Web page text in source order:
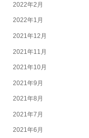
2022年2月
2022年1月
2021年12月
2021年11月
2021年10月
2021年9月
2021年8月
2021年7月
2021年6月